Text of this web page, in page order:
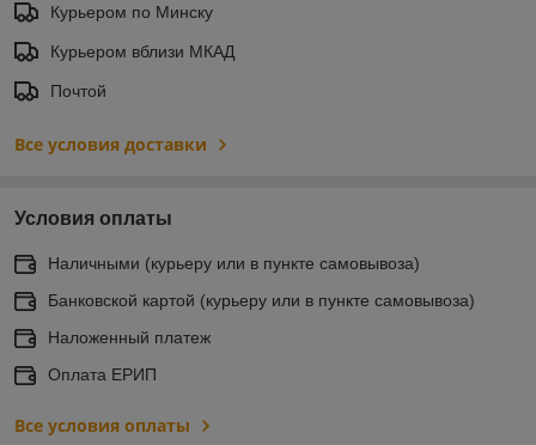
Курьером по Минску
Курьером вблизи МКАД
Почтой
Все условия доставки
Условия оплаты
Наличными (курьеру или в пункте самовывоза)
Банковской картой (курьеру или в пункте самовывоза)
Наложенный платеж
Оплата ЕРИП
Все условия оплаты